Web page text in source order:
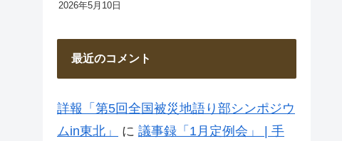
2026年5月10日
最近のコメント
詳報「第5回全国被災地語り部シンポジウ
ムin東北」
に 議事録「1月定例会」 | 手